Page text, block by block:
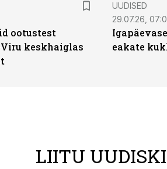
ootustest
keskhaiglas
UUDISED
29.07.26,
eakate
LIITU